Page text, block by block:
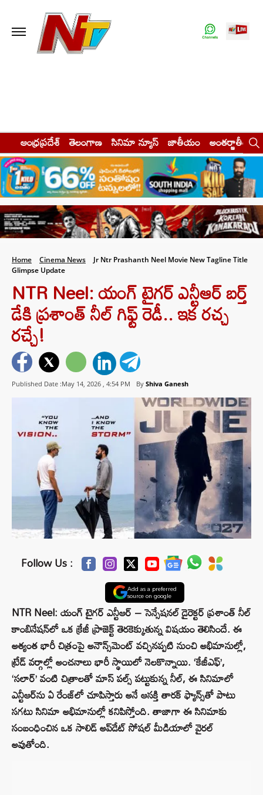
ఆంధ్రప్రదేశ్ తెలంగాణ సినిమా న్యూస్ జాతీయం అంతర్జాతీయం
Home Cinema News
Jr Ntr Prashanth Neel Movie New Tagline Title
Glimpse Update
NTR Neel: యంగ్ టైగర్ ఎన్టీఆర్ బర్త్‌
డేకి ప్రశాంత్ నీల్ గిఫ్ట్ రెడీ.. ఇక రచ్చ
రచ్చే!
Published Date :May 14, 2026 , 4:54 PM By Shiva Ganesh
Follow Us :
Add as a preferred
source on google
NTR Neel: యంగ్ టైగర్ ఎన్టీఆర్ – సెన్సేషనల్ డైరెక్టర్ ప్రశాంత్ నీల్
కాంబినేషన్‌లో ఒక క్రేజీ ప్రాజెక్ట్ తెరకెక్కుతున్న విషయం తెలిసిందే. ఈ
అత్యంత భారీ చిత్రంపై అనౌన్స్‌మెంట్ వచ్చినప్పటి నుంచి అభిమానుల్లో,
ట్రేడ్ వర్గాల్లో అంచనాలు భారీ స్థాయిలో నెలకొన్నాయి. ‘కేజీఎఫ్’,
‘సలార్’ వంటి చిత్రాలతో మాస్ పల్స్ పట్టుకున్న నీల్, ఈ సినిమాలో
ఎన్టీఆర్‌ను ఏ రేంజ్‌లో చూపిస్తారు అనే ఆసక్తి తారక్ ఫ్యాన్స్‌తో పాటు
సగటు సినిమా అభిమానుల్లో కనిపిస్తోంది. తాజాగా ఈ సినిమాకు
సంబంధించిన ఒక సాలిడ్ అప్‌డేట్ సోషల్ మీడియాలో వైరల్
అవుతోంది.